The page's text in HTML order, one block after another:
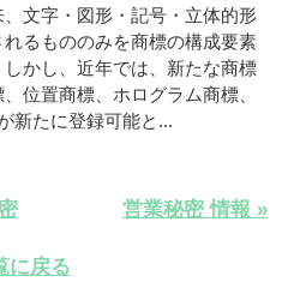
文字・図形・記号・立体的形
るもののみを商標の構成要素
かし、近年では、新たな商標
位置商標、ホログラム商標、
新たに登録可能と...
営業秘密 情報 »
に戻る